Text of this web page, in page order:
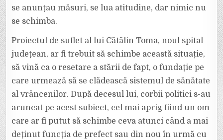
se anunțau măsuri, se lua atitudine, dar nimic nu
se schimba.
Proiectul de suflet al lui Cătălin Toma, noul spital
județean, ar fi trebuit să schimbe această situație,
să vină ca o resetare a stării de fapt, o fundație pe
care urmează să se clădească sistemul de sănătate
al vrâncenilor. După decesul lui, corbii politici s-au
aruncat pe acest subiect, cel mai aprig fiind un om
care ar fi putut să schimbe ceva atunci când a mai
deținut funcția de prefect sau din nou în urmă cu